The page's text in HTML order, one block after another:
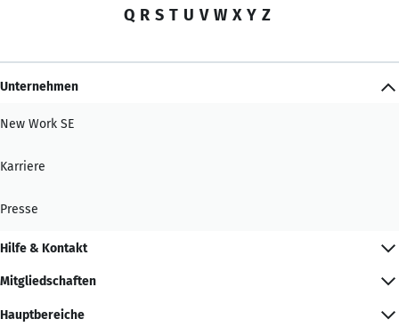
Q R S T U V W X Y Z
Unternehmen
New Work SE
Karriere
Presse
Hilfe & Kontakt
Mitgliedschaften
Hauptbereiche